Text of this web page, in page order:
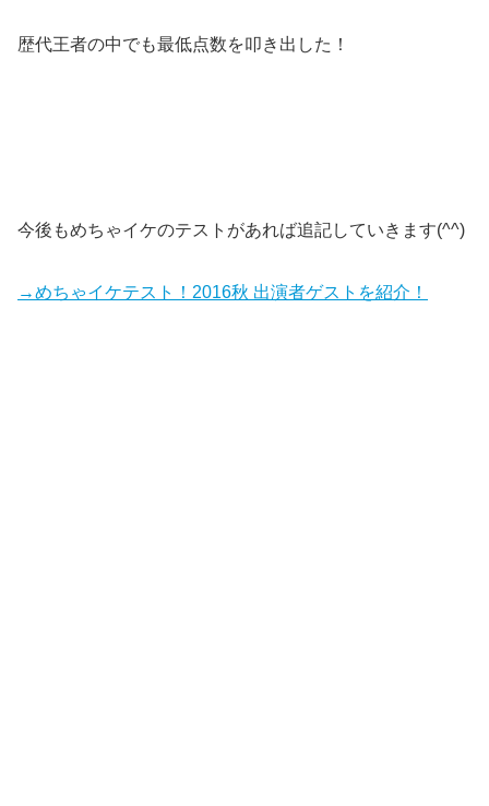
歴代王者の中でも最低点数を叩き出した！
今後もめちゃイケのテストがあれば追記していきます(^^)
→めちゃイケテスト！2016秋 出演者ゲストを紹介！